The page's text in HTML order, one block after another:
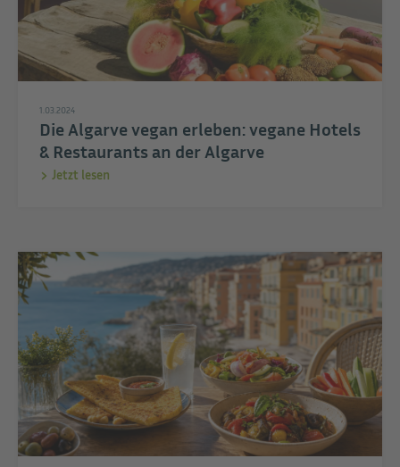
1.03.2024
Die Algarve vegan erleben: vegane Hotels
& Restaurants an der Algarve
Jetzt lesen